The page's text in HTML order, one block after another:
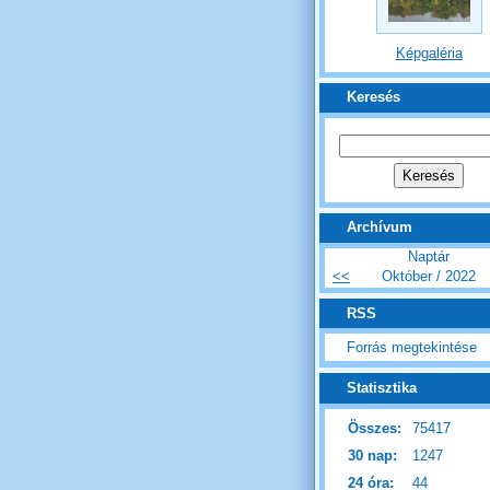
Képgaléria
Keresés
Archívum
Naptár
<<
Október / 2022
RSS
Forrás megtekintése
Statisztika
Összes:
75417
30 nap:
1247
24 óra:
44